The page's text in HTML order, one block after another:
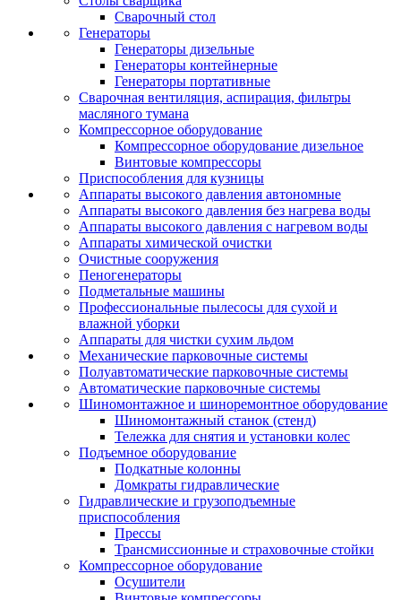
Сварочный стол
Генераторы
Генераторы дизельные
Генераторы контейнерные
Генераторы портативные
Сварочная вентиляция, аспирация, фильтры
масляного тумана
Компрессорное оборудование
Компрессорное оборудование дизельное
Винтовые компрессоры
Приспособления для кузницы
Аппараты высокого давления автономные
Аппараты высокого давления без нагрева воды
Аппараты высокого давления с нагревом воды
Аппараты химической очистки
Очистные сооружения
Пеногенераторы
Подметальные машины
Профессиональные пылесосы для сухой и
влажной уборки
Аппараты для чистки сухим льдом
Механические парковочные системы
Полуавтоматические парковочные системы
Автоматические парковочные системы
Шиномонтажное и шиноремонтное оборудование
Шиномонтажный станок (стенд)
Тележка для снятия и установки колес
Подъемное оборудование
Подкатные колонны
Домкраты гидравлические
Гидравлические и грузоподъемные
приспособления
Прессы
Трансмиссионные и страховочные стойки
Компрессорное оборудование
Осушители